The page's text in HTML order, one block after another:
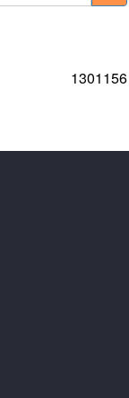
1301156